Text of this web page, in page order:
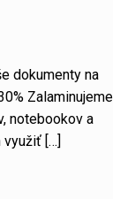
dokumenty na
Zalaminujeme
notebookov a
využiť […]